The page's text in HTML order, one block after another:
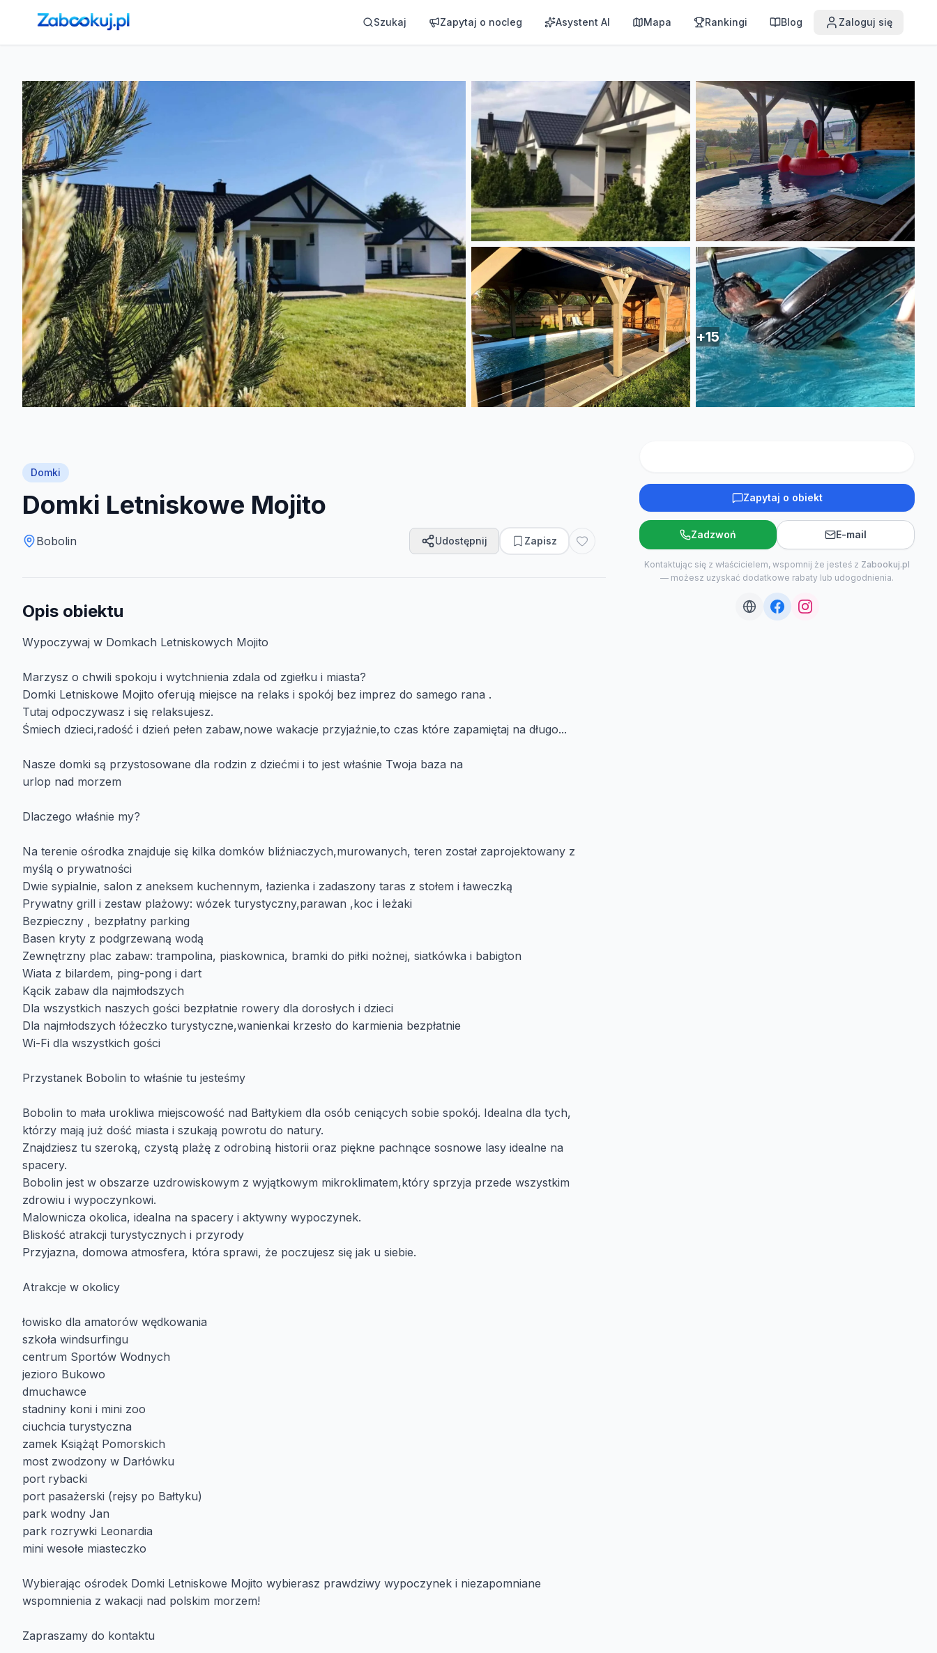
Strona główna ›Noclegi Szukaj Zapytaj o nocleg Asystent AI Mapa Rankingi Blog Zaloguj się
+15
Domki
Domki Letniskowe Mojito
Bobolin Udostępnij Zapisz
Opis obiektu
Wypoczywaj w Domkach Letniskowych Mojito
Marzysz o chwili spokoju i wytchnienia zdala od zgiełku i miasta?
Domki Letniskowe Mojito oferują miejsce na relaks i spokój bez imprez do samego rana .
Tutaj odpoczywasz i się relaksujesz.
Śmiech dzieci,radość i dzień pełen zabaw,nowe wakacje przyjaźnie,to czas które zapamiętaj na długo...
Nasze domki są przystosowane dla rodzin z dziećmi i to jest właśnie Twoja baza na
urlop nad morzem
Dlaczego właśnie my?
Na terenie ośrodka znajduje się kilka domków bliźniaczych,murowanych, teren został zaprojektowany z
myślą o prywatności
Dwie sypialnie, salon z aneksem kuchennym, łazienka i zadaszony taras z stołem i ławeczką
Prywatny grill i zestaw plażowy: wózek turystyczny,parawan ,koc i leżaki
Bezpieczny , bezpłatny parking
Basen kryty z podgrzewaną wodą
Zewnętrzny plac zabaw: trampolina, piaskownica, bramki do piłki nożnej, siatkówka i babigton
Wiata z bilardem, ping-pong i dart
Kącik zabaw dla najmłodszych
Dla wszystkich naszych gości bezpłatnie rowery dla dorosłych i dzieci
Dla najmłodszych łóżeczko turystyczne,wanienkai krzesło do karmienia bezpłatnie
Wi-Fi dla wszystkich gości
Przystanek Bobolin to właśnie tu jesteśmy
Bobolin to mała urokliwa miejscowość nad Bałtykiem dla osób ceniących sobie spokój. Idealna dla tych,
którzy mają już dość miasta i szukają powrotu do natury.
Znajdziesz tu szeroką, czystą plażę z odrobiną historii oraz piękne pachnące sosnowe lasy idealne na
spacery.
Bobolin jest w obszarze uzdrowiskowym z wyjątkowym mikroklimatem,który sprzyja przede wszystkim
zdrowiu i wypoczynkowi.
Malownicza okolica, idealna na spacery i aktywny wypoczynek.
Bliskość atrakcji turystycznych i przyrody
Przyjazna, domowa atmosfera, która sprawi, że poczujesz się jak u siebie.
Atrakcje w okolicy
łowisko dla amatorów wędkowania
szkoła windsurfingu
centrum Sportów Wodnych
jezioro Bukowo
dmuchawce
stadniny koni i mini zoo
ciuchcia turystyczna
zamek Książąt Pomorskich
most zwodzony w Darłówku
port rybacki
port pasażerski (rejsy po Bałtyku)
park wodny Jan
park rozrywki Leonardia
mini wesołe miasteczko
Wybierając ośrodek Domki Letniskowe Mojito wybierasz prawdziwy wypoczynek i niezapomniane
wspomnienia z wakacji nad polskim morzem!
Zapraszamy do kontaktu
Zapytaj o obiekt
Zadzwoń E-mail
Kontaktując się z właścicielem, wspomnij że jesteś z Zabookuj.pl
— możesz uzyskać dodatkowe rabaty lub udogodnienia.